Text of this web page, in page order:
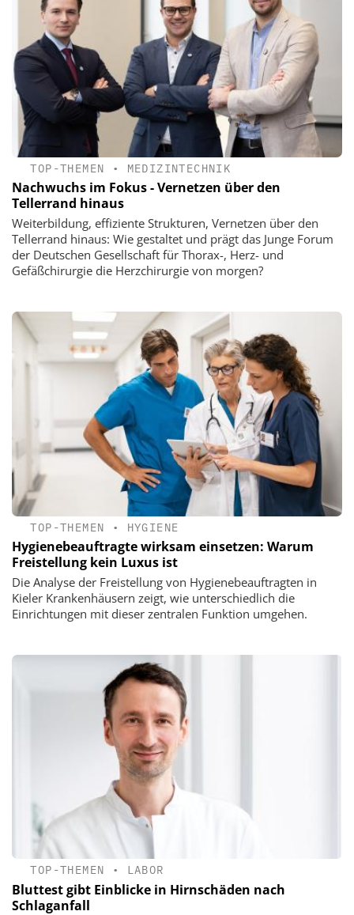
TOP-THEMEN • MEDIZINTECHNIK
Nachwuchs im Fokus - Vernetzen über den
Tellerrand hinaus
Weiterbildung, effiziente Strukturen, Vernetzen über den
Tellerrand hinaus: Wie gestaltet und prägt das Junge Forum
der Deutschen Gesellschaft für Thorax-, Herz- und
Gefäßchirurgie die Herzchirurgie von morgen?
TOP-THEMEN • HYGIENE
Hygienebeauftragte wirksam einsetzen: Warum
Freistellung kein Luxus ist
Die Analyse der Freistellung von Hygienebeauftragten in
Kieler Krankenhäusern zeigt, wie unterschiedlich die
Einrichtungen mit dieser zentralen Funktion umgehen.
TOP-THEMEN • LABOR
Bluttest gibt Einblicke in Hirnschäden nach
Schlaganfall